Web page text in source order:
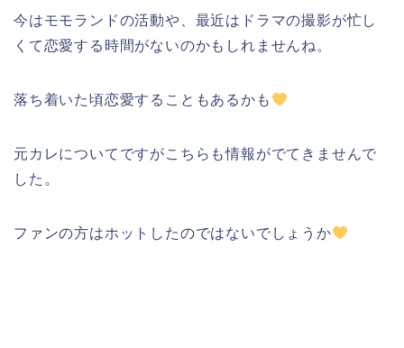
今はモモランドの活動や、最近はドラマの撮影が忙し
くて恋愛する時間がないのかもしれませんね。
落ち着いた頃恋愛することもあるかも
元カレについてですがこちらも情報がでてきませんで
した。
ファンの方はホットしたのではないでしょうか